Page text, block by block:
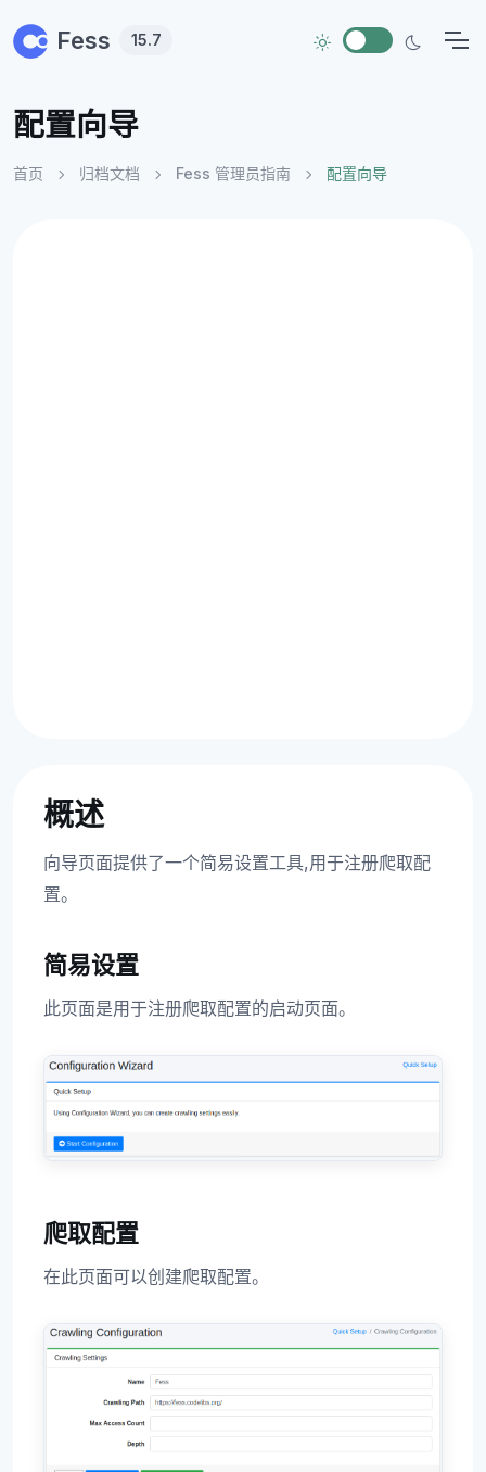
Fess 15.7
配置向导
首页 归档文档 Fess 管理员指南 配置向导
概述
向导页面提供了一个简易设置工具,用于注册爬取配
置。
简易设置
此页面是用于注册爬取配置的启动页面。
爬取配置
在此页面可以创建爬取配置。